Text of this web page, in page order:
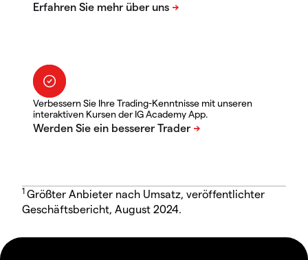
Verbessern Sie Ihre Trading-Kenntnisse mit unseren
interaktiven Kursen der IG Academy App.
1 Größter Anbieter nach Umsatz, veröffentlichter
Geschäftsbericht, August 2024.